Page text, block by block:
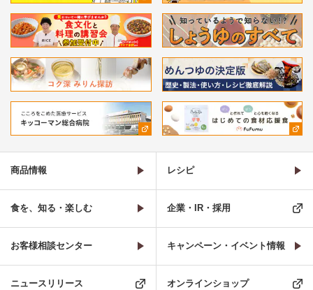
商品情報 レシピ
食を、知る・楽しむ 企業・IR・採用
お客様相談センター キャンペーン・イベント情報
ニュースリリース オンラインショップ